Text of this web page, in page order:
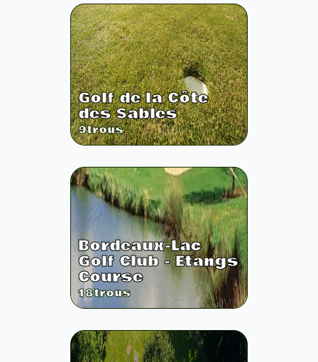
Golf de la Côte
des Sables
9trous
Bordeaux-Lac
Golf Club - Etangs
Course
18trous